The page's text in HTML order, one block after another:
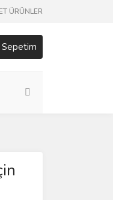
ÜRÜNLER
Sepetim